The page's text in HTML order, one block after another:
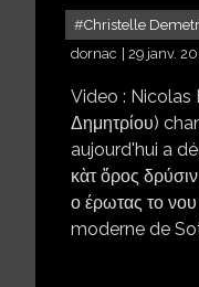
Christelle
dornac
29 janv.
Video : Nicolas
Δημητρίου)
aujourd'hui a
κὰτ ὄρος
ο έρωτας το
moderne de